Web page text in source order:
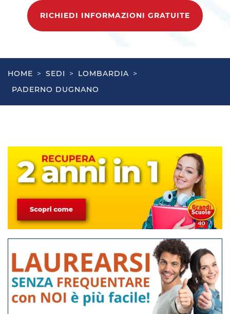
RICHIEDI INFORMAZIONI GRATUITE
HOME > SEDI > LOMBARDIA >
PADERNO DUGNANO